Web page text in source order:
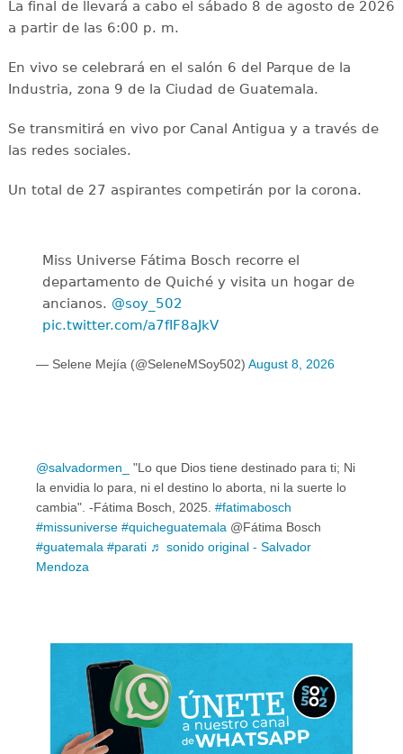
La final de llevará a cabo el sábado 8 de agosto de 2026
a partir de las 6:00 p. m.
En vivo se celebrará en el salón 6 del Parque de la
Industria, zona 9 de la Ciudad de Guatemala.
Se transmitirá en vivo por Canal Antigua y a través de
las redes sociales.
Un total de 27 aspirantes competirán por la corona.
Miss Universe Fátima Bosch recorre el
departamento de Quiché y visita un hogar de
ancianos. @soy_502
pic.twitter.com/a7fIF8aJkV
— Selene Mejía (@SeleneMSoy502) August 8, 2026
@salvadormen_
"Lo que Dios tiene destinado para ti; Ni
la envidia lo para, ni el destino lo aborta, ni la suerte lo
cambia". -Fátima Bosch, 2025. #fatimabosch
#missuniverse #quicheguatemala @Fátima Bosch
#guatemala #parati ♬ sonido original - Salvador
Mendoza